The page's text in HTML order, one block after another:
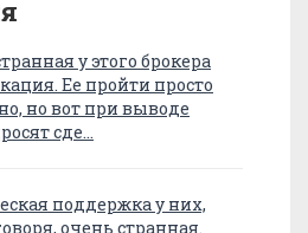
у этого брокера
Ее пройти просто
но вот при выводе
сде…
поддержка у них,
очень странная.